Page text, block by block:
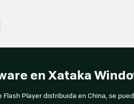
en Xataka
Player distribuida en China, se